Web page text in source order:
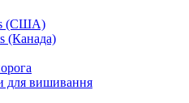
(США)
(Канада)
для вишивання